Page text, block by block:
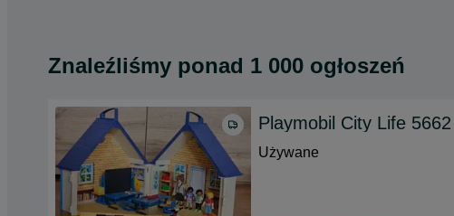
Znaleźliśmy ponad 1 000 ogłoszeń
Playmobil City Life
Używane